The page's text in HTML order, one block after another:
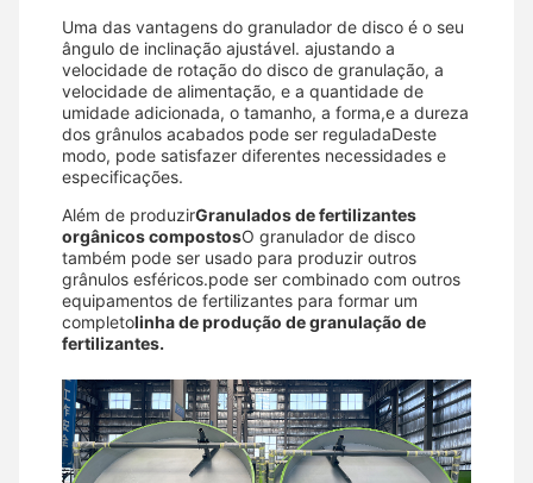
Uma das vantagens do granulador de disco é o seu
ângulo de inclinação ajustável. ajustando a
velocidade de rotação do disco de granulação, a
velocidade de alimentação, e a quantidade de
umidade adicionada, o tamanho, a forma,e a dureza
dos grânulos acabados pode ser reguladaDeste
modo, pode satisfazer diferentes necessidades e
especificações.
Além de produzirGranulados de fertilizantes
orgânicos compostosO granulador de disco
também pode ser usado para produzir outros
grânulos esféricos.pode ser combinado com outros
equipamentos de fertilizantes para formar um
completolinha de produção de granulação de
fertilizantes.